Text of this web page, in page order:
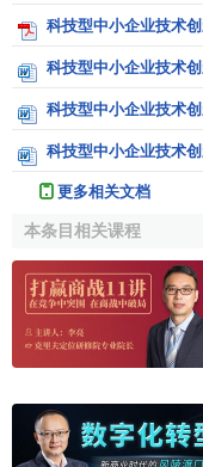
务，申请支持的项目
3、领导班子 有较
平，并有
员占职工总数的比例
人员占职工总数的比
5、有良好的经营
于高新技术产品研究
年注册的新办企业不
的财务管理人员。
科技型中小企业技术
科技型中小企业技术
科技型中小企业技术
科技型中小企业技术
更多相关文档
本条目相关课程